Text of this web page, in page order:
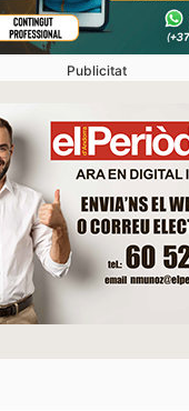
Publicitat